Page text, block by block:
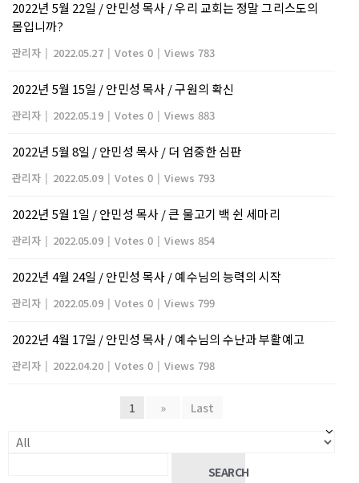
2022년 5월 22일 / 안민성 목사 / 우리 교회는 정말 그리스도의
몸입니까?
관리자 | 2022.05.27 | Votes 0 | Views 783
2022년 5월 15일 / 안민성 목사 / 구원의 확신
관리자 | 2022.05.19 | Votes 0 | Views 883
2022년 5월 8일 / 안민성 목사 / 더 엄중한 심판
관리자 | 2022.05.09 | Votes 0 | Views 793
2022년 5월 1일 / 안민성 목사 / 큰 물고기 백 쉰 세마리
관리자 | 2022.05.09 | Votes 0 | Views 854
2022년 4월 24일 / 안민성 목사 / 예수님의 능력의 시작
관리자 | 2022.05.09 | Votes 0 | Views 799
2022년 4월 17일 / 안민성 목사 / 예수님의 수난과 부활예고
관리자 | 2022.04.20 | Votes 0 | Views 798
1 » Last
SEARCH